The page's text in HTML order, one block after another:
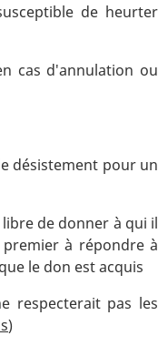
de heurter
cas d'annulation ou
désistement pour un
de donner à qui il
à répondre à
le don est acquis
respecterait pas les
)